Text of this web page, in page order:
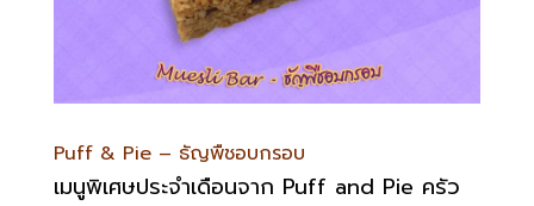
Puff & Pie – ธัญพืชอบกรอบ
เมนูพิเศษประจำเดือนจาก Puff and Pie ครัว